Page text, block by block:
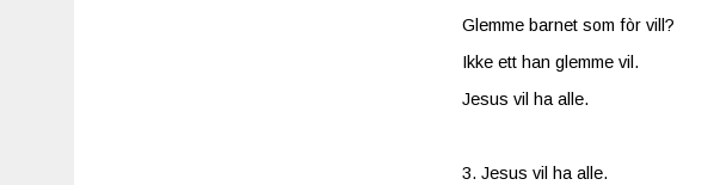
Glemme barnet som fòr vill?
Ikke ett han glemme vil.
Jesus vil ha alle.
3. Jesus vil ha alle.